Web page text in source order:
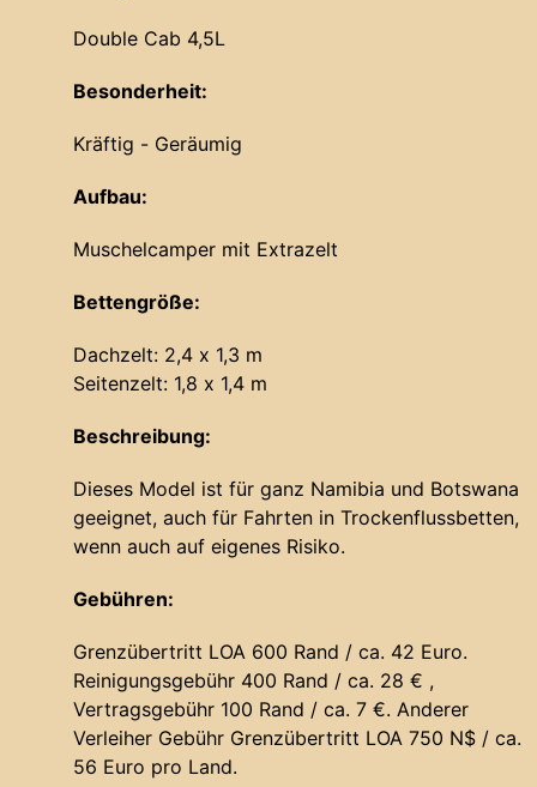
Double Cab 4,5L
Besonderheit:
Kräftig - Geräumig
Aufbau:
Muschelcamper mit Extrazelt
Bettengröße:
Dachzelt: 2,4 x 1,3 m
Seitenzelt: 1,8 x 1,4 m
Beschreibung:
Dieses Model ist für ganz Namibia und Botswana
geeignet, auch für Fahrten in Trockenflussbetten,
wenn auch auf eigenes Risiko.
Gebühren:
Grenzübertritt LOA 600 Rand / ca. 42 Euro.
Reinigungsgebühr 400 Rand / ca. 28 € ,
Vertragsgebühr 100 Rand / ca. 7 €. Anderer
Verleiher Gebühr Grenzübertritt LOA 750 N$ / ca.
56 Euro pro Land.